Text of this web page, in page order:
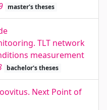
master's theses
TLT network
measurement
bachelor's theses
Next Point of